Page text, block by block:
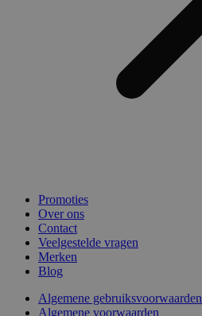
Promoties
Over ons
Contact
Veelgestelde vragen
Merken
Blog
Algemene gebruiksvoorwaarden
Algemene voorwaarden